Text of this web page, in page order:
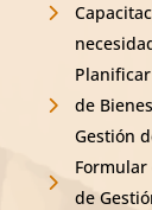
de
Gestión
de